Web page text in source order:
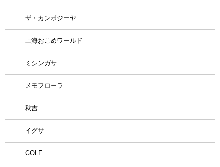
ザ・カンボジーヤ
上海おこめワールド
ミシンガサ
メモフローラ
秋吉
イグサ
GOLF